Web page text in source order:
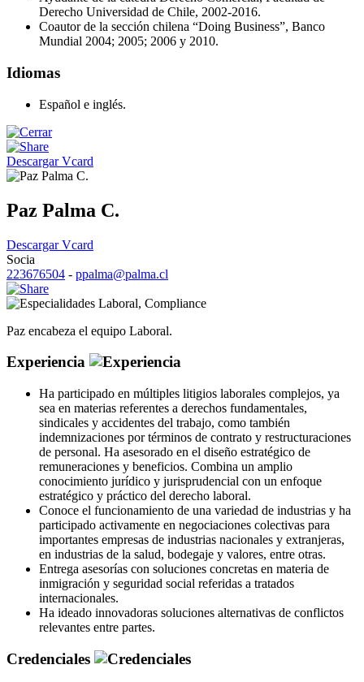
Derecho Universidad de Chile, 2002-2016.
Coautor de la sección chilena “Doing Business”, Banco
Mundial 2004; 2005; 2006 y 2010.
Idiomas
Español e inglés.
Descargar Vcard
Paz Palma C.
Descargar Vcard
Socia
223676504 - ppalma@palma.cl
Laboral, Compliance
Paz encabeza el equipo Laboral.
Experiencia
Ha participado en múltiples litigios laborales complejos, ya
sea en materias referentes a derechos fundamentales,
sindicales y accidentes del trabajo, como también
indemnizaciones por términos de contrato y restructuraciones
de personal. Ha asesorado en el diseño estratégico de
remuneraciones y beneficios. Combina un amplio
conocimiento jurídico y jurisprudencial con un enfoque
estratégico y práctico del derecho laboral.
Conoce el funcionamiento de una variedad de industrias y ha
participado activamente en negociaciones colectivas para
importantes empresas de industrias nacionales y extranjeras,
en industrias de la salud, bodegaje y valores, entre otras.
Entrega asesorías con soluciones concretas en materia de
inmigración y seguridad social referidas a tratados
internacionales.
Ha ideado innovadoras soluciones alternativas de conflictos
relevantes entre partes.
Credenciales